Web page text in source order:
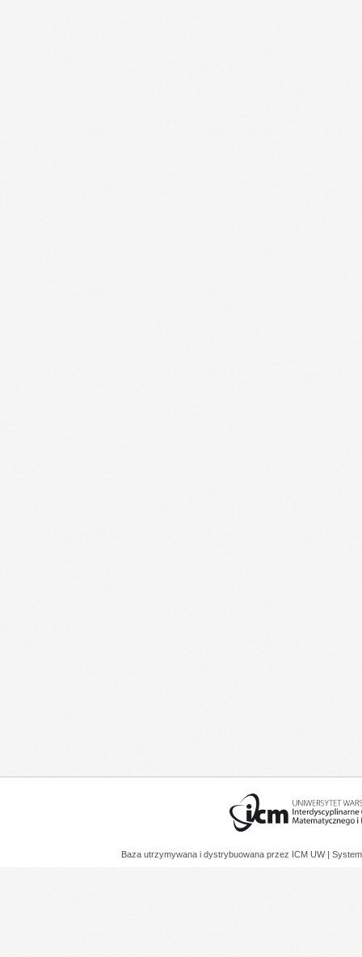
Baza utrzymywana i dystrybuowana przez ICM UW |